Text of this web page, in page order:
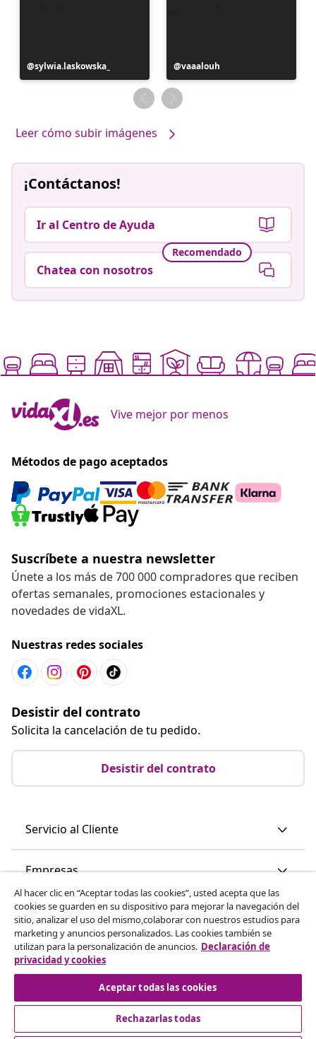
Publicación
realizada
sylwia.laskowska_
Publicación
realizada
por
vaaalouh
Leer cómo subir imágenes
¡Contáctanos!
Ir al Centro de Ayuda
Recomendado
Chatea con nosotros
Vive mejor por menos
Métodos de pago aceptados
Suscríbete a nuestra newsletter
Únete a los más de 700 000 compradores que reciben
ofertas semanales, promociones estacionales y
novedades de vidaXL.
Nuestras redes sociales
Desistir del contrato
Solicita la cancelación de tu pedido.
Desistir del contrato
Servicio al Cliente
Empresas
vidaXL
Descubre mas
Al hacer clic en “Aceptar todas las cookies”, usted acepta que las
cookies se guarden en su dispositivo para mejorar la navegación del
sitio, analizar el uso del mismo,colaborar con nuestros estudios para
marketing y anuncios personalizados. Las cookies también se
utilizan para la personalización de anuncios. Declaración de
privacidad y cookies
Aceptar todas las cookies
Rechazarlas todas